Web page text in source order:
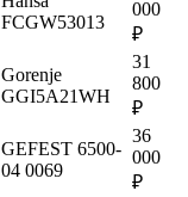
FCGW53013
000
₽
Gorenje
GGI5A21WH
31
800
₽
GEFEST 6500-
04 0069
36
000
₽